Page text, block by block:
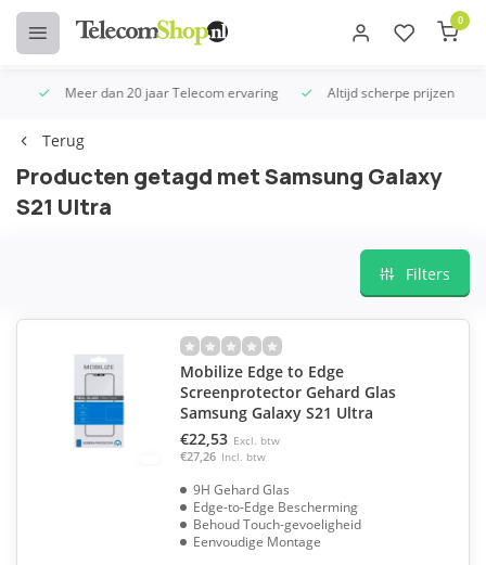
0
Meer dan 20 jaar Telecom ervaring Altijd scherpe prijzen
Terug
Producten getagd met Samsung Galaxy
S21 Ultra
Filters
Mobilize Edge to Edge
Screenprotector Gehard Glas
Samsung Galaxy S21 Ultra
€22,53 Excl. btw
€27,26 Incl. btw
9H Gehard Glas
Edge-to-Edge Bescherming
Behoud Touch-gevoeligheid
Eenvoudige Montage